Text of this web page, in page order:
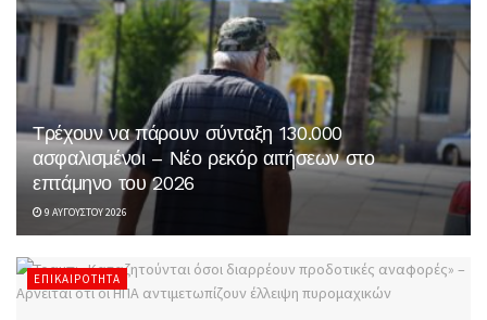
Τρέχουν να πάρουν σύνταξη 130.000
ασφαλισμένοι – Νέο ρεκόρ αιτήσεων στο
επτάμηνο του 2026
9 ΑΥΓΟΎΣΤΟΥ 2026
ΕΠΙΚΑΙΡΌΤΗΤΑ